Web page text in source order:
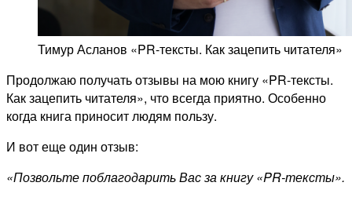
Тимур Асланов «PR-тексты. Как зацепить читателя»
Продолжаю получать отзывы на мою книгу «PR-тексты.
Как зацепить читателя», что всегда приятно. Особенно
когда книга приносит людям пользу.
И вот еще один отзыв:
«Позвольте поблагодарить Вас за книгу «PR-тексты».